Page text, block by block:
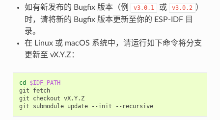
如有新发布的 Bugfix 版本（例
v3.0.1 或 v3.0.2 ）
时，请将新的 Bugfix 版本更新至你的 ESP-IDF 目
录。
在 Linux 或 macOS 系统中，请运行如下命令将分支
更新至 vX.Y.Z：
cd
$IDF_PATH
git
fetch
git
checkout vX.Y.Z
git
submodule update --init --recursive